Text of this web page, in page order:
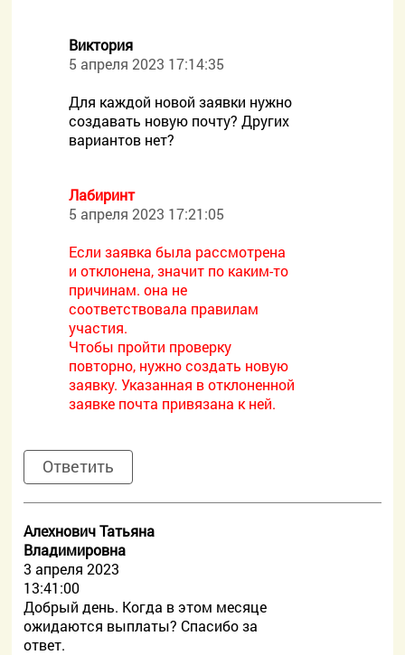
Виктория
5 апреля 2023 17:14:35
Для каждой новой заявки нужно
создавать новую почту? Других
вариантов нет?
Лабиринт
5 апреля 2023 17:21:05
Если заявка была рассмотрена
и отклонена, значит по каким-то
причинам. она не
соответствовала правилам
участия.
Чтобы пройти проверку
повторно, нужно создать новую
заявку. Указанная в отклоненной
заявке почта привязана к ней.
Ответить
Алехнович Татьяна
Владимировна
3 апреля 2023
13:41:00
Добрый день. Когда в этом месяце
ожидаются выплаты? Спасибо за
ответ.